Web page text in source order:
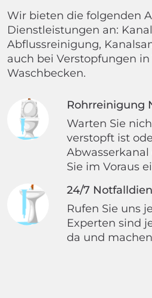
Wir bieten die folgenden
Dienstleistungen an:
Abflussreinigung,
auch bei Verstopfungen
Waschbecken.
Rohrreinigung
Warten Sie
verstopft ist
Sie im Voraus
24/7
Rufen Sie uns
Experten sind
da und